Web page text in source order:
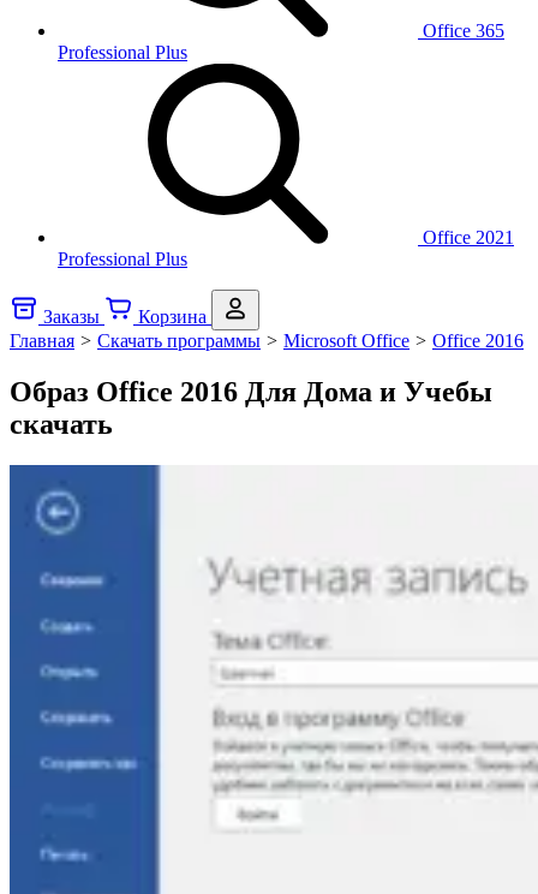
Office 365
Professional Plus
Office 2021
Professional Plus
Заказы
Корзина
Главная > Скачать программы > Microsoft Office > Office 2016
Образ Office 2016 Для Дома и Учебы
скачать